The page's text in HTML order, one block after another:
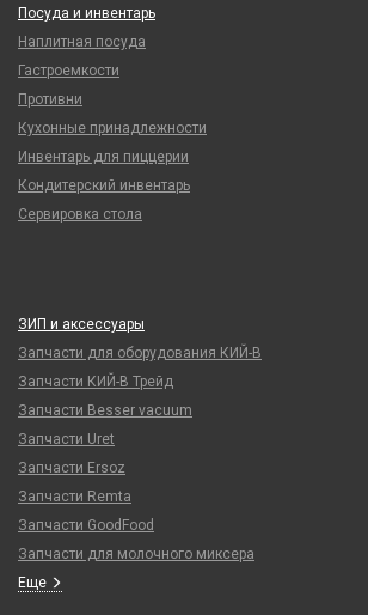
Посуда и инвентарь
Наплитная посуда
Гастроемкости
Противни
Кухонные принадлежности
Инвентарь для пиццерии
Кондитерский инвентарь
Сервировка стола
ЗИП и аксессуары
Запчасти для оборудования КИЙ-В
Запчасти КИЙ-В Трейд
Запчасти Besser vacuum
Запчасти Uret
Запчасти Ersoz
Запчасти Remta
Запчасти GoodFood
Запчасти для молочного миксера
Еще